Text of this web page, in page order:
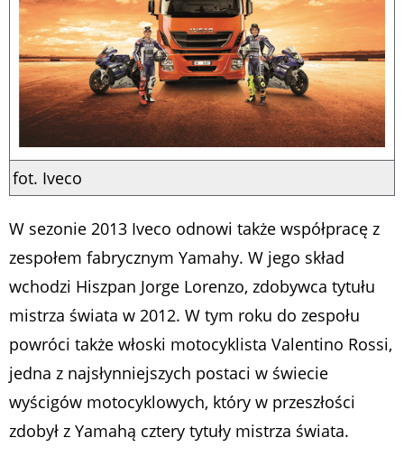
fot. Iveco
W sezonie 2013 Iveco odnowi także współpracę z
zespołem fabrycznym Yamahy. W jego skład
wchodzi Hiszpan Jorge Lorenzo, zdobywca tytułu
mistrza świata w 2012. W tym roku do zespołu
powróci także włoski motocyklista Valentino Rossi,
jedna z najsłynniejszych postaci w świecie
wyścigów motocyklowych, który w przeszłości
zdobył z Yamahą cztery tytuły mistrza świata.